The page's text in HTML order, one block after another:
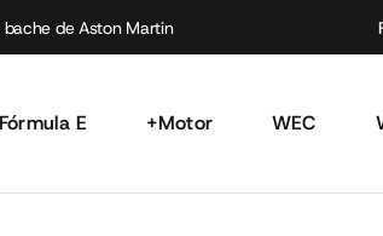
de Aston Martin
Fórmula E +Motor WEC